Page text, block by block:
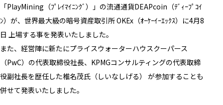
「PlayMining（ﾌﾟﾚｲﾏｲﾆﾝｸﾞ）」の流通通貨DEAPcoin（ﾃﾞｨｰﾌﾟｺｲ
ﾝ）が、世界最大級の暗号資産取引所 OKEx（ｵｰｹｰｲｰｴｯｸｽ）に4月8
日 上場する事を発表いたしました。
また、経営陣に新たにプライスウォーターハウスクーパース
（PwC）の代表取締役社長、KPMGコンサルティングの代表取締
役副社長を歴任した椎名茂氏（しいなしげる） が参加することも
併せて発表いたしました。